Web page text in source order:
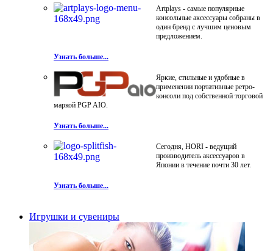
Artplays - самые популярные
консольные аксессуары собраны в
один бренд с лучшим ценовым
предложением.
Узнать больше...
Яркие, стильные и удобные в
применении портативные ретро-
консоли под собственной торговой
маркой PGP AIO.
Узнать больше...
Сегодня, HORI - ведущий
производитель аксессуаров в
Японии в течение почти 30 лет.
Узнать больше...
Игрушки и сувениры